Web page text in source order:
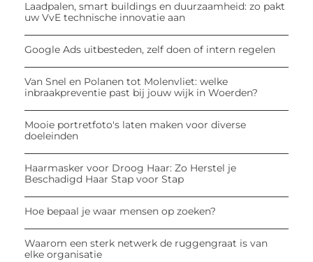
Laadpalen, smart buildings en duurzaamheid: zo pakt
uw VvE technische innovatie aan
Google Ads uitbesteden, zelf doen of intern regelen
Van Snel en Polanen tot Molenvliet: welke
inbraakpreventie past bij jouw wijk in Woerden?
Mooie portretfoto's laten maken voor diverse
doeleinden
Haarmasker voor Droog Haar: Zo Herstel je
Beschadigd Haar Stap voor Stap
Hoe bepaal je waar mensen op zoeken?
Waarom een sterk netwerk de ruggengraat is van
elke organisatie